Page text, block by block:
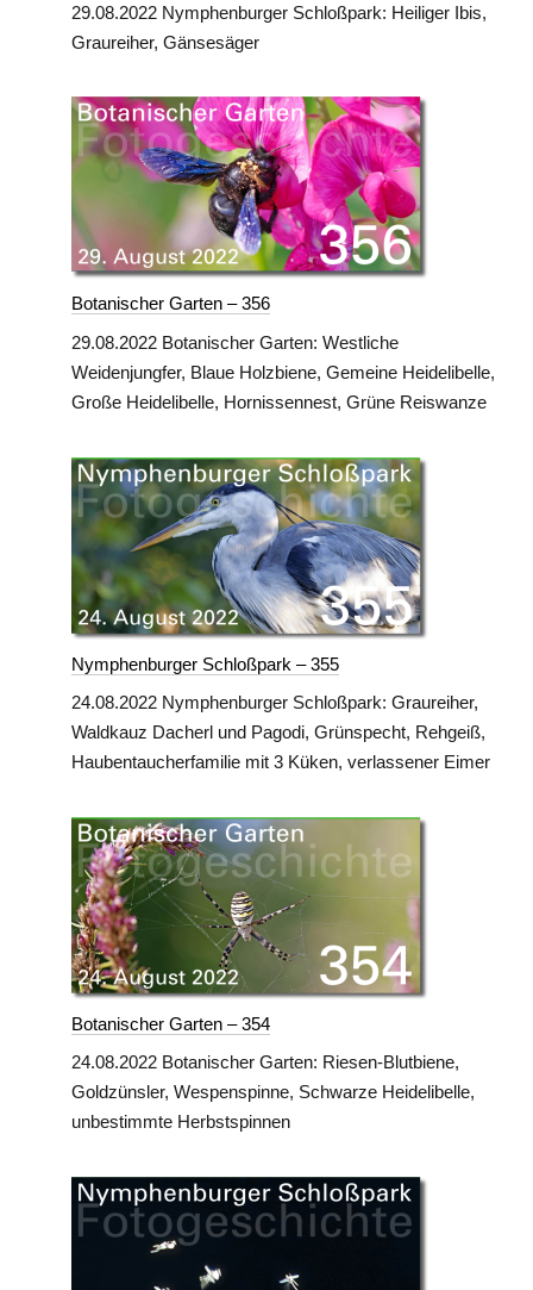
29.08.2022 Nymphenburger Schloßpark: Heiliger Ibis,
Graureiher, Gänsesäger
Botanischer Garten – 356
29.08.2022 Botanischer Garten: Westliche
Weidenjungfer, Blaue Holzbiene, Gemeine Heidelibelle,
Große Heidelibelle, Hornissennest, Grüne Reiswanze
Nymphenburger Schloßpark – 355
24.08.2022 Nymphenburger Schloßpark: Graureiher,
Waldkauz Dacherl und Pagodi, Grünspecht, Rehgeiß,
Haubentaucherfamilie mit 3 Küken, verlassener Eimer
Botanischer Garten – 354
24.08.2022 Botanischer Garten: Riesen-Blutbiene,
Goldzünsler, Wespenspinne, Schwarze Heidelibelle,
unbestimmte Herbstspinnen